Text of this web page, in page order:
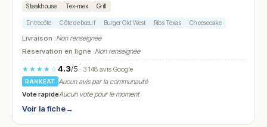
Steakhouse Tex-mex Grill
Entrecôte Côte de bœuf Burger Old West Ribs Texas Cheesecake
Livraison :Non renseignée
Réservation en ligne :Non renseignée
★★★★☆4.3/5· 3 148 avis Google
RANKEAT
Aucun avis par la communauté
Vote rapideAucun vote pour le moment
Voir la fiche→